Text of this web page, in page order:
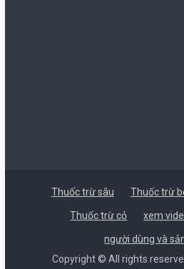
Thuốc trừ sâu Thuốc trừ
Thuốc trừ cỏ xem
người dùng và
Copyright © All rights